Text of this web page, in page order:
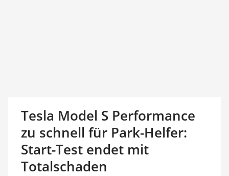
Tesla Model S Performance
zu schnell für Park-Helfer:
Start-Test endet mit
Totalschaden